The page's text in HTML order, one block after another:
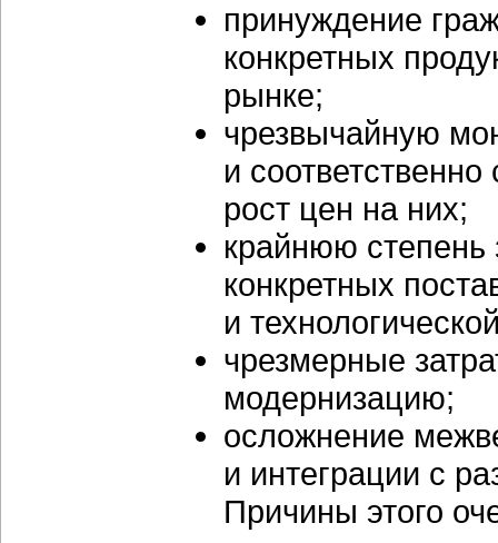
принуждение
конкретных
рынке;
чрезвычайную
и
рост цен на них;
крайнюю степень
конкретных
и
чрезмерные
модернизацию;
осложнение
и интеграции с
Причины этого